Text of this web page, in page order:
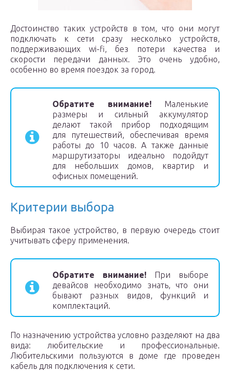
Достоинство таких устройств в том, что они могут
подключать к сети сразу несколько устройств,
поддерживающих wi-fi, без потери качества и
скорости передачи данных. Это очень удобно,
особенно во время поездок за город.
Обратите внимание!Маленькие
размеры и сильный аккумулятор
делают такой прибор подходящим
для путешествий, обеспечивая время
работы до 10 часов. А также данные
маршрутизаторы идеально подойдут
для небольших домов, квартир и
офисных помещений.
Критерии выбора
Выбирая такое устройство, в первую очередь стоит
учитывать сферу применения.
Обратите внимание! При выборе
девайсов необходимо знать, что они
бывают разных видов, функций и
комплектаций.
По назначению устройства условно разделяют на два
вида: любительские и профессиональные.
Любительскими пользуются в доме где проведен
кабель для подключения к сети.